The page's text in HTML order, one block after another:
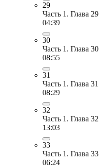
29
Часть 1. Глава 29
04:39
30
Часть 1. Глава 30
08:55
31
Часть 1. Глава 31
08:29
32
Часть 1. Глава 32
13:03
33
Часть 1. Глава 33
06:24